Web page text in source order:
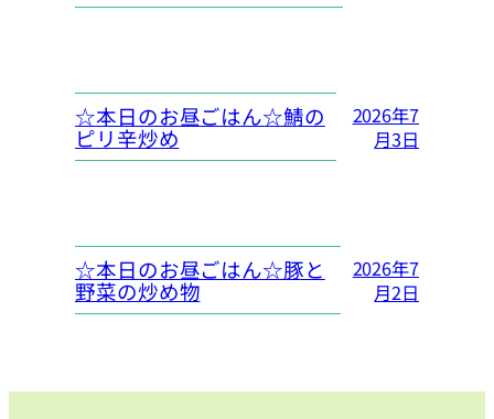
☆本日のお昼ごはん☆鯖の
ピリ辛炒め
2026年7
月3日
☆本日のお昼ごはん☆豚と
野菜の炒め物
2026年7
月2日